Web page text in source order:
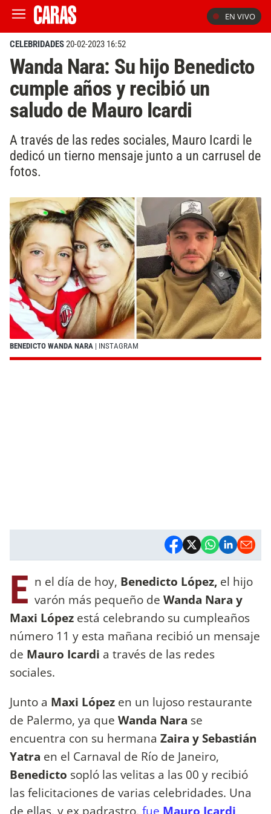
EN VIVO
CELEBRIDADES20-02-2023 16:52
Wanda Nara: Su hijo Benedicto
cumple años y recibió un
saludo de Mauro Icardi
A través de las redes sociales, Mauro Icardi le
dedicó un tierno mensaje junto a un carrusel de
fotos.
BENEDICTO WANDA NARA | INSTAGRAM
E n el día de hoy, Benedicto López, el hijo
varón más pequeño de Wanda Nara y
Maxi López está celebrando su cumpleaños
número 11 y esta mañana recibió un mensaje
de Mauro Icardi a través de las redes
sociales.
Junto a Maxi López en un lujoso restaurante
de Palermo, ya que Wanda Nara se
encuentra con su hermana Zaira y Sebastián
Yatra en el Carnaval de Río de Janeiro,
Benedicto sopló las velitas a las 00 y recibió
las felicitaciones de varias celebridades. Una
de ellas, y ex padrastro, fue Mauro Icardi